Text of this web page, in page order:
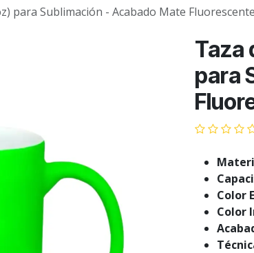
para Sublimación - Acabado Mate Fluorescente
Taza
para
Color
Color